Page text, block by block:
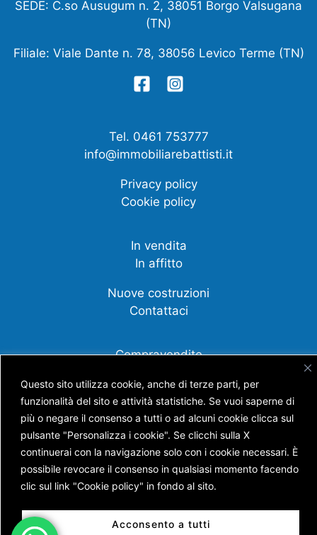
Questo sito utilizza cookie, anche di terze parti, per
funzionalità del sito e attività statistiche. Se vuoi saperne di
più o negare il consenso a tutti o ad alcuni cookie clicca sul
pulsante "Personalizza i cookie". Se clicchi sulla X
continuerai con la navigazione solo con i cookie necessari. È
possibile revocare il consenso in qualsiasi momento facendo
clic sul link "Cookie policy" in fondo al sito.
Acconsento a tutti
SEDE: C.so Ausugum n. 2, 38051 Borgo Valsugana
(TN)
Filiale: Viale Dante n. 78, 38056 Levico Terme (TN)
Tel. 0461 753777
info@immobiliarebattisti.it
Privacy policy
Cookie policy
In vendita
In affitto
Nuove costruzioni
Contattaci
Compravendite
Cessione d'azienda
Scopri tutti i nostri servizi
Copyright © AGENZIA IMMOBILIARE BATTISTI S.N.C.
P.IVA 01453630228 | Capitale Sociale € 7.400,00 |